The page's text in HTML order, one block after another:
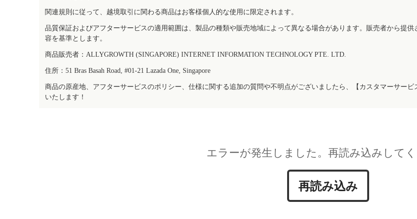
関連規則に従って、越境取引に関わる商品はお客様個人的な使用に限定されます。
品質保証およびアフターサービスの適用範囲は、製品の種類や販売地域によって異なる場合があります。販売者から提
容を基準とします。
商品販売者：ALLYGROWTH (SINGAPORE) INTERNET INFORMATION TECHNOLOGY PTE. LTD.
住所：51 Bras Basah Road, #01-21 Lazada One, Singapore
商品の原産地、アフターサービスのポリシー、仕様に関する追加の質問や不明点がございましたら、【カスタマーサー
いたします！
エラーが発生しました。再読み込みして
再読み込み